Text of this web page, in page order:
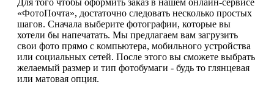
«ФотоПочта», достаточно следовать несколько простых
шагов. Сначала выберите фотографии, которые вы
хотели бы напечатать. Мы предлагаем вам загрузить
свои фото прямо с компьютера, мобильного устройства
или социальных сетей. После этого вы сможете выбрать
желаемый размер и тип фотобумаги - будь то глянцевая
или матовая опция.